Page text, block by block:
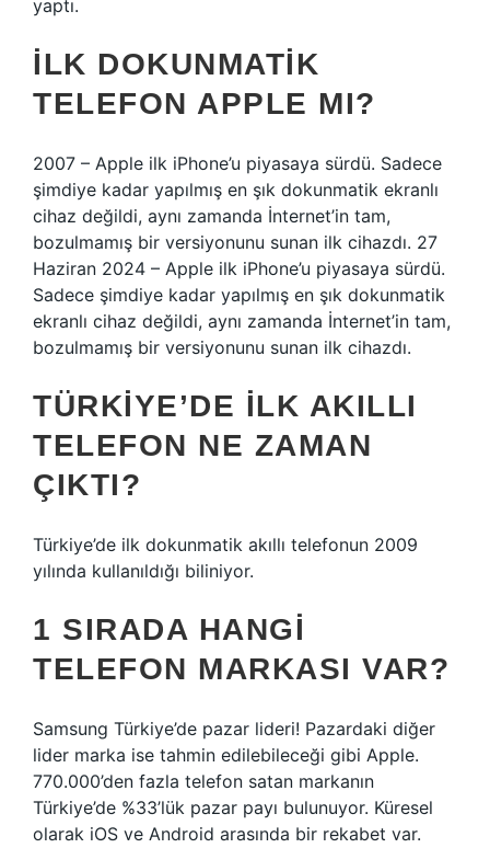
yaptı.
İLK DOKUNMATIK
TELEFON APPLE MI?
2007 – Apple ilk iPhone’u piyasaya sürdü. Sadece
şimdiye kadar yapılmış en şık dokunmatik ekranlı
cihaz değildi, aynı zamanda İnternet’in tam,
bozulmamış bir versiyonunu sunan ilk cihazdı. 27
Haziran 2024 – Apple ilk iPhone’u piyasaya sürdü.
Sadece şimdiye kadar yapılmış en şık dokunmatik
ekranlı cihaz değildi, aynı zamanda İnternet’in tam,
bozulmamış bir versiyonunu sunan ilk cihazdı.
TÜRKIYE’DE ILK AKILLI
TELEFON NE ZAMAN
ÇIKTI?
Türkiye’de ilk dokunmatik akıllı telefonun 2009
yılında kullanıldığı biliniyor.
1 SIRADA HANGI
TELEFON MARKASI VAR?
Samsung Türkiye’de pazar lideri! Pazardaki diğer
lider marka ise tahmin edilebileceği gibi Apple.
770.000’den fazla telefon satan markanın
Türkiye’de %33’lük pazar payı bulunuyor. Küresel
olarak iOS ve Android arasında bir rekabet var.